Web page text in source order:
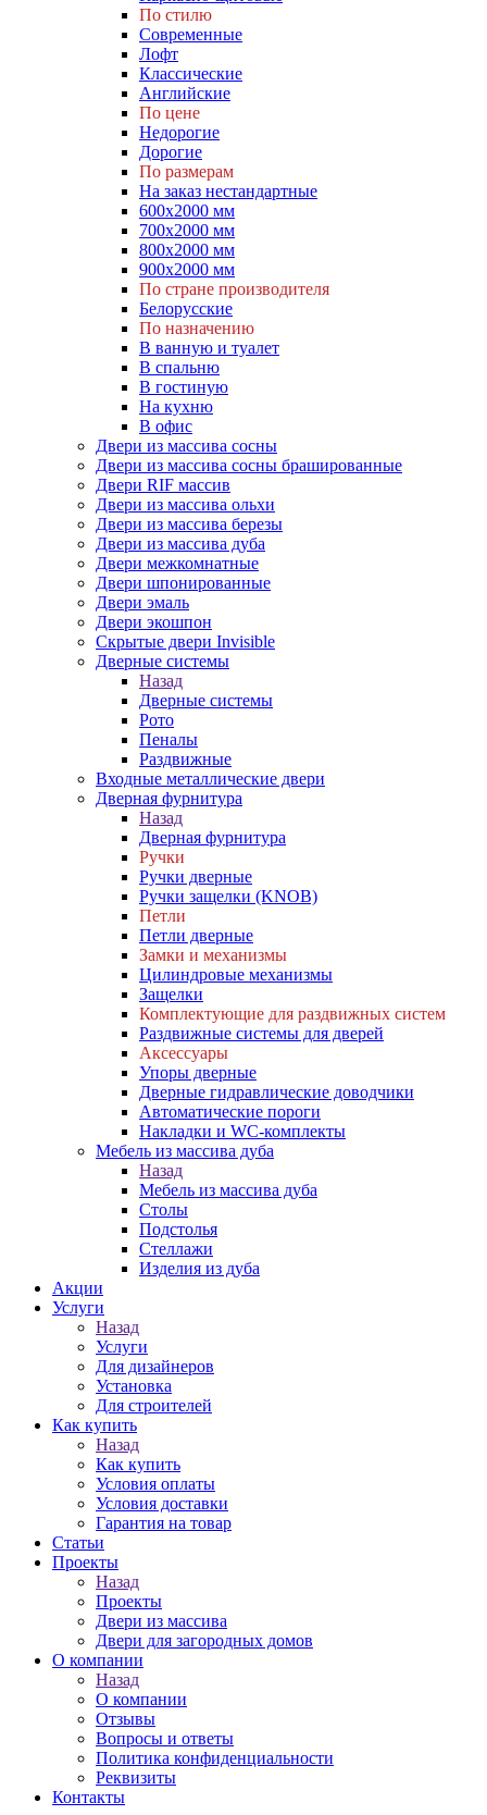
По стилю
Современные
Лофт
Классические
Английские
По цене
Недорогие
Дорогие
По размерам
На заказ нестандартные
600х2000 мм
700х2000 мм
800х2000 мм
900х2000 мм
По стране производителя
Белорусские
По назначению
В ванную и туалет
В спальню
В гостиную
На кухню
В офис
Двери из массива сосны
Двери из массива сосны брашированные
Двери RIF массив
Двери из массива ольхи
Двери из массива березы
Двери из массива дуба
Двери межкомнатные
Двери шпонированные
Двери эмаль
Двери экошпон
Скрытые двери Invisible
Дверные системы
Назад
Дверные системы
Рото
Пеналы
Раздвижные
Входные металлические двери
Дверная фурнитура
Назад
Дверная фурнитура
Ручки
Ручки дверные
Ручки защелки (KNOB)
Петли
Петли дверные
Замки и механизмы
Цилиндровые механизмы
Защелки
Комплектующие для раздвижных систем
Раздвижные системы для дверей
Аксессуары
Упоры дверные
Дверные гидравлические доводчики
Автоматические пороги
Накладки и WC-комплекты
Мебель из массива дуба
Назад
Мебель из массива дуба
Столы
Подстолья
Стеллажи
Изделия из дуба
Акции
Услуги
Назад
Услуги
Для дизайнеров
Установка
Для строителей
Как купить
Назад
Как купить
Условия оплаты
Условия доставки
Гарантия на товар
Статьи
Проекты
Назад
Проекты
Двери из массива
Двери для загородных домов
О компании
Назад
О компании
Отзывы
Вопросы и ответы
Политика конфиденциальности
Реквизиты
Контакты